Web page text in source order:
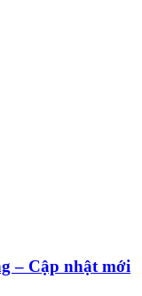
– Cập nhật mới